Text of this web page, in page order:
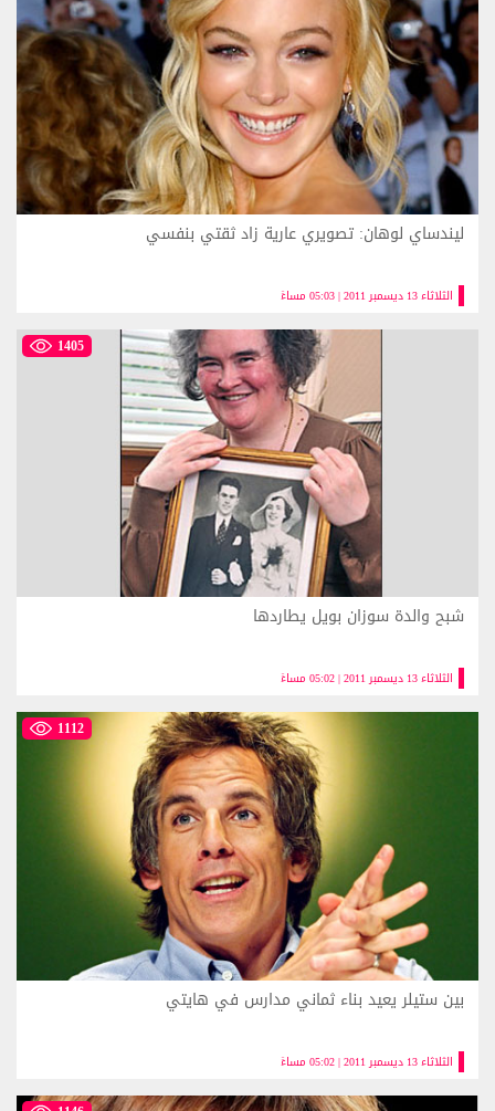
الثلاثاء 13 ديسمبر 2011 | 05:03 مساءً
ليندساي لوهان: تصويري عارية زاد ثقتي بنفسي
1405
الثلاثاء 13 ديسمبر 2011 | 05:02 مساءً
شبح والدة سوزان بويل يطاردها
1112
الثلاثاء 13 ديسمبر 2011 | 05:02 مساءً
بين ستيلر يعيد بناء ثماني مدارس في هايتي